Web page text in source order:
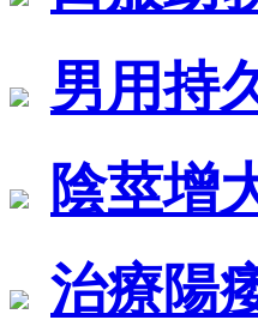
男用持
陰莖增
治療陽